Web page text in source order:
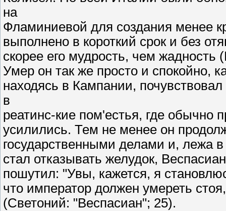
на
Фламиниевой для создания менее
выполнено в короткий срок и без
скорее его мудрость, чем жадность
Умер он так же просто и спокойно,
находясь в Кампании,
в
реатинс-кие пом'естья, где обычно
усилились. Тем не менее он
государственными делами и, лежа
стал отказывать желудок,
пошутил: "Увы, кажется, я
что император должен умереть
(Светоний: "Веспасиан"; 25).